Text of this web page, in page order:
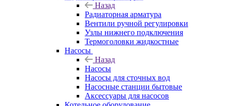
Назад
Радиаторная арматура
Вентили ручной регулировки
Узлы нижнего подключения
Термоголовки жидкостные
Насосы
Назад
Насосы
Насосы для сточных вод
Насосные станции бытовые
Аксессуары для насосов